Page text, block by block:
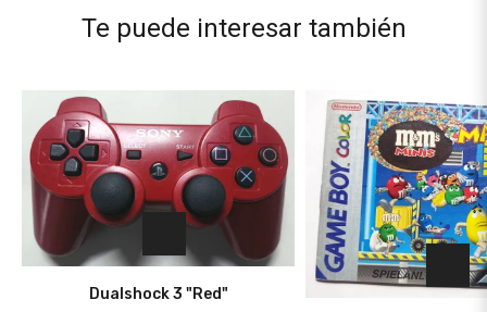
Te puede interesar también
Dualshock 3 "Red"